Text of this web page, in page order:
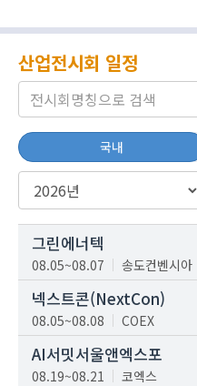
산업전시회 일정
국내
그린에너텍
08.05~08.07 송도컨벤시아
넥스트콘(NextCon)
08.05~08.08 COEX
AI서밋서울앤엑스포
08.19~08.21 코엑스